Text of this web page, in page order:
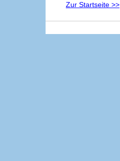
Zur Startseite >>